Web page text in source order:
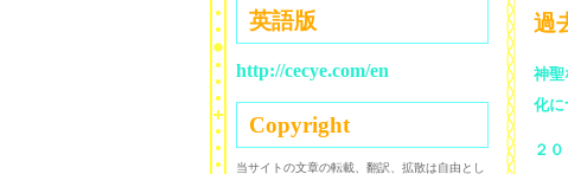
過
神聖
化
２
英語版
http://cecye.com/en
Copyright
当サイトの文章の転載、翻訳、拡散は自由とし